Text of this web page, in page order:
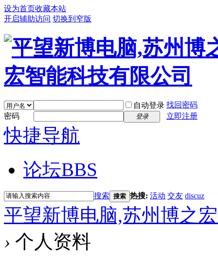
设为首页收藏本站
开启辅助访问 切换到窄版
自动登录 找回密码
密码
登录 立即注册
快捷导航
论坛BBS
搜索 搜索 热搜: 活动 交友 discuz
平望新博电脑,苏州博之
› 个人资料